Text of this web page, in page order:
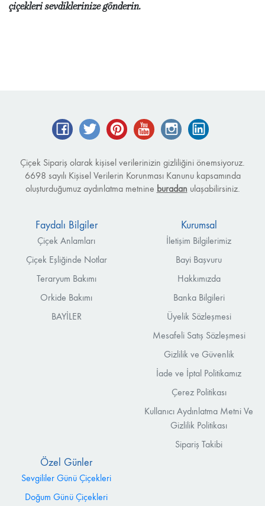
çiçekleri sevdiklerinize gönderin.
FacebookTwitter Pinterest YouTube Instagram
Çiçek Sipariş olarak kişisel verilerinizin gizliliğini önemsiyoruz.
6698 sayılı Kişisel Verilerin Korunması Kanunu kapsamında
oluşturduğumuz aydınlatma metnine buradan ulaşabilirsiniz.
Faydalı Bilgiler
Çiçek Anlamları
Çiçek Eşliğinde Notlar
Teraryum Bakımı
Orkide Bakımı
BAYİLER
Kurumsal
İletişim Bilgilerimiz
Bayi Başvuru
Hakkımızda
Banka Bilgileri
Üyelik Sözleşmesi
Mesafeli Satış Sözleşmesi
Gizlilik ve Güvenlik
İade ve İptal Politikamız
Çerez Politikası
Kullanıcı Aydınlatma Metni Ve
Gizlilik Politikası
Sipariş Takibi
Özel Günler
Sevgililer Günü Çiçekleri
Doğum Günü Çiçekleri